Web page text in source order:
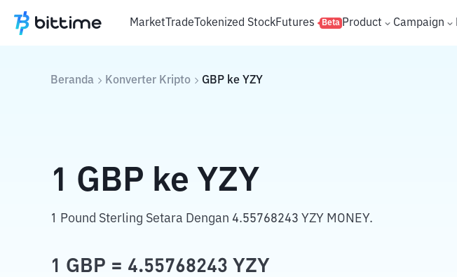
MarketTradeTokenized StockFutures Beta Product Campaign
Beranda Konverter Kripto GBP ke YZY
1 GBP ke YZY
1 Pound Sterling Setara Dengan 4.55768243 YZY MONEY.
1 GBP = 4.55768243 YZY